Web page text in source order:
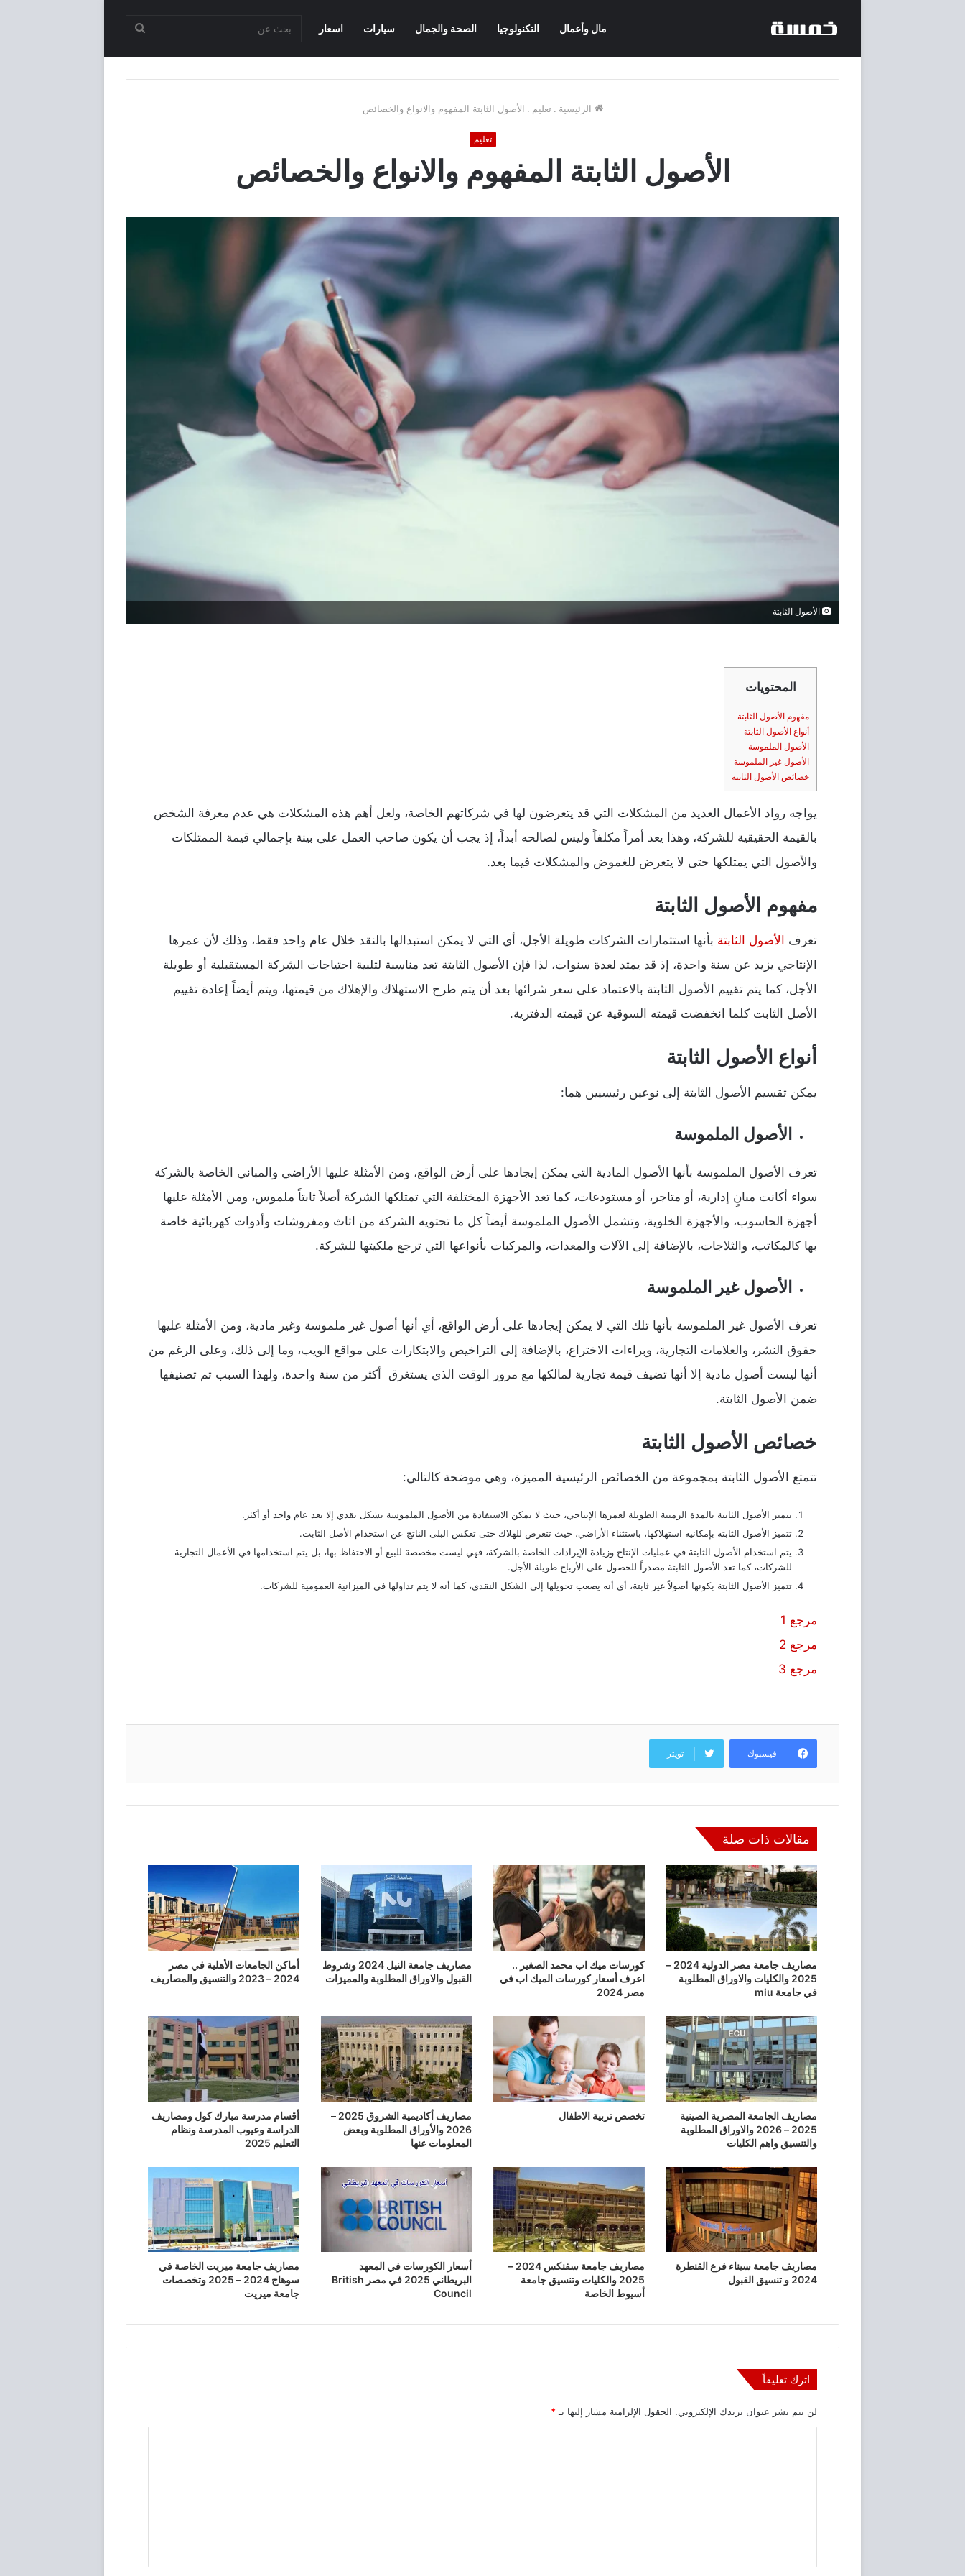
مال وأعمال التكنولوجيا الصحة والجمال سيارات اسعار
الرئيسية . تعليم . الأصول الثابتة المفهوم والانواع والخصائص
تعليم
الأصول الثابتة المفهوم والانواع والخصائص
الأصول الثابتة
المحتويات
مفهوم الأصول الثابتة
أنواع الأصول الثابتة
الأصول الملموسة
الأصول غير الملموسة
خصائص الأصول الثابتة
يواجه رواد الأعمال العديد من المشكلات التي قد يتعرضون لها في شركاتهم الخاصة، ولعل أهم هذه المشكلات هي عدم معرفة الشخص
بالقيمة الحقيقية للشركة، وهذا يعد أمراً مكلفاً وليس لصالحه أبداً، إذ يجب أن يكون صاحب العمل على بينة بإجمالي قيمة الممتلكات
والأصول التي يمتلكها حتى لا يتعرض للغموض والمشكلات فيما بعد.
مفهوم الأصول الثابتة
تعرف الأصول الثابتة بأنها استثمارات الشركات طويلة الأجل، أي التي لا يمكن استبدالها بالنقد خلال عام واحد فقط، وذلك لأن عمرها
الإنتاجي يزيد عن سنة واحدة، إذ قد يمتد لعدة سنوات، لذا فإن الأصول الثابتة تعد مناسبة لتلبية احتياجات الشركة المستقبلية أو طويلة
الأجل، كما يتم تقييم الأصول الثابتة بالاعتماد على سعر شرائها بعد أن يتم طرح الاستهلاك والإهلاك من قيمتها، ويتم أيضاً إعادة تقييم
الأصل الثابت كلما انخفضت قيمته السوقية عن قيمته الدفترية.
أنواع الأصول الثابتة
يمكن تقسيم الأصول الثابتة إلى نوعين رئيسيين هما:
الأصول الملموسة
تعرف الأصول الملموسة بأنها الأصول المادية التي يمكن إيجادها على أرض الواقع، ومن الأمثلة عليها الأراضي والمباني الخاصة بالشركة
سواء أكانت مبانٍ إدارية، أو متاجر، أو مستودعات، كما تعد الأجهزة المختلفة التي تمتلكها الشركة أصلاً ثابتاً ملموس، ومن الأمثلة عليها
أجهزة الحاسوب، والأجهزة الخلوية، وتشمل الأصول الملموسة أيضاً كل ما تحتويه الشركة من اثاث ومفروشات وأدوات كهربائية خاصة
بها كالمكاتب، والثلاجات، بالإضافة إلى الآلات والمعدات، والمركبات بأنواعها التي ترجع ملكيتها للشركة.
الأصول غير الملموسة
تعرف الأصول غير الملموسة بأنها تلك التي لا يمكن إيجادها على أرض الواقع، أي أنها أصول غير ملموسة وغير مادية، ومن الأمثلة عليها
حقوق النشر، والعلامات التجارية، وبراءات الاختراع، بالإضافة إلى التراخيص والابتكارات على مواقع الويب، وما إلى ذلك، وعلى الرغم من
أنها ليست أصول مادية إلا أنها تضيف قيمة تجارية لمالكها مع مرور الوقت الذي يستغرق أكثر من سنة واحدة، ولهذا السبب تم تصنيفها
ضمن الأصول الثابتة.
خصائص الأصول الثابتة
تتمتع الأصول الثابتة بمجموعة من الخصائص الرئيسية المميزة، وهي موضحة كالتالي:
تتميز الأصول الثابتة بالمدة الزمنية الطويلة لعمرها الإنتاجي، حيث لا يمكن الاستفادة من الأصول الملموسة بشكل نقدي إلا بعد عام واحد أو أكثر.
تتميز الأصول الثابتة بإمكانية استهلاكها، باستثناء الأراضي، حيث تتعرض للهلاك حتى تعكس البلى الناتج عن استخدام الأصل الثابت.
يتم استخدام الأصول الثابتة في عمليات الإنتاج وزيادة الإيرادات الخاصة بالشركة، فهي ليست مخصصة للبيع أو الاحتفاظ بها، بل يتم استخدامها في الأعمال التجارية
للشركات، كما تعد الأصول الثابتة مصدراً للحصول على الأرباح طويلة الأجل.
تتميز الأصول الثابتة بكونها أصولاً غير ثابتة، أي أنه يصعب تحويلها إلى الشكل النقدي، كما أنه لا يتم تداولها في الميزانية العمومية للشركات.
مرجع 1
مرجع 2
مرجع 3
فيسبوك تويتر
مقالات ذات صلة
مصاريف جامعة مصر الدولية 2024 –
2025 والكليات والاوراق المطلوبة
في جامعة miu
كورسات ميك اب محمد الصغير ..
اعرف أسعار كورسات الميك اب في
مصر 2024
مصاريف جامعة النيل 2024 وشروط
القبول والاوراق المطلوبة والمميزات
أماكن الجامعات الأهلية في مصر
2024 – 2023 والتنسيق والمصاريف
مصاريف الجامعة المصرية الصينية
2025 – 2026 والاوراق المطلوبة
والتنسيق واهم الكليات
تخصص تربية الاطفال
مصاريف أكاديمية الشروق 2025 –
2026 والأوراق المطلوبة وبعض
المعلومات عنها
أقسام مدرسة مبارك كول ومصاريف
الدراسة وعيوب المدرسة ونظام
التعليم 2025
مصاريف جامعة سيناء فرع القنطرة
2024 و تنسيق القبول
مصاريف جامعة سفنكس 2024 –
2025 والكليات وتنسيق جامعة
أسيوط الخاصة
أسعار الكورسات في المعهد
البريطاني 2025 في مصر British
Council
مصاريف جامعة ميريت الخاصة في
سوهاج 2024 – 2025 وتخصصات
جامعة ميريت
اترك تعليقاً
لن يتم نشر عنوان بريدك الإلكتروني. الحقول الإلزامية مشار إليها بـ*
ق